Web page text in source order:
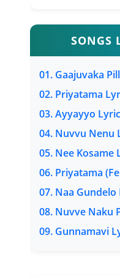
SONGS
01. Gaajuvaka
02. Priyatama
03. Ayyayyo
04. Nuvvu Nenu
05. Nee Kosame
06. Priyatama
07. Naa Gundelo
08. Nuvve Naku
09. Gunnamavi